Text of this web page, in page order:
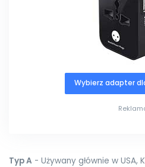
Wybierz adapter
Typ A - Używany głównie w USA,